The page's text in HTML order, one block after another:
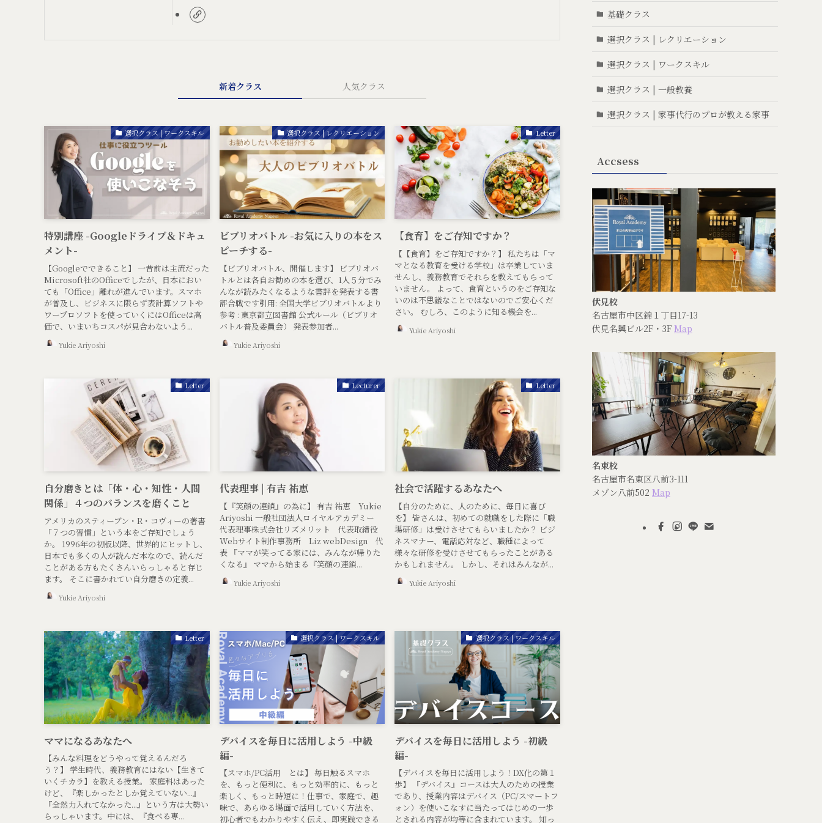
新着クラス 人気クラス
選択クラス | ワークスキル
特別講座 -Googleドライブ＆ドキュ
メント-
【Googleでできること】 一昔前は主流だった
Microsoft社のOfficeでしたが、日本におい
ても「Office」離れが進んでいます。スマホ
が普及し、ビジネスに限らず表計算ソフトや
ワープロソフトを使っていくにはOfficeは高
価で、いまいちコスパが見合わないよう...
Yukie Ariyoshi
選択クラス | レクリエーション
ビブリオバトル -お気に入りの本をス
ピーチする-
【ビブリオバトル、開催します】 ビブリオバ
トルとは各自お勧めの本を選び、1人５分でみ
んなが読みたくなるような書評を発表する書
評合戦です引用: 全国大学ビブリオバトルより
参考 : 東京都立図書館 公式ルール（ビブリオ
バトル普及委員会） 発表参加者...
Yukie Ariyoshi
Letter
【食育】をご存知ですか？
【【食育】をご存知ですか？】 私たちは「マ
マとなる教育を受ける学校」は卒業していま
せんし、義務教育でそれらを教えてもらって
いません。 よって、食育というのをご存知な
いのは不思議なことではないのでご安心くだ
さい。 むしろ、このように知る機会を...
Yukie Ariyoshi
Letter
自分磨きとは「体・心・知性・人間
関係」４つのバランスを磨くこと
アメリカのスティーブン・R・コヴィーの著書
「７つの習慣」という本をご存知でしょう
か。 1996年の初版以降、世界的にヒットし、
日本でも多くの人が読んだ本なので、読んだ
ことがある方もたくさんいらっしゃると存じ
ます。 そこに書かれてい自分磨きの定義...
Yukie Ariyoshi
Lecturer
代表理事 | 有吉 祐恵
【『笑顔の連鎖』の為に】 有吉 祐恵 Yukie
Ariyoshi 一般社団法人ロイヤルアカデミー
代表理事株式会社リズメリット 代表取締役
Webサイト制作事務所 Liz webDesign 代
表 『ママが笑ってる家には、みんなが帰りた
くなる』 ママから始まる『笑顔の連鎖...
Yukie Ariyoshi
Letter
社会で活躍するあなたへ
【自分のために、人のために、毎日に喜び
を】 皆さんは、初めての就職をした際に「職
場研修」は受けさせてもらいましたか？ ビジ
ネスマナー、電話応対など、職種によって
様々な研修を受けさせてもらったことがある
かもしれません。 しかし、それはみんなが...
Yukie Ariyoshi
Letter
ママになるあなたへ
【みんな料理をどうやって覚えるんだろ
う？】 学生時代、義務教育にはない【生きて
いくチカラ】を教える授業。 家庭科はあった
けど、『楽しかったとしか覚えていない...』
『全然力入れてなかった...』という方は大勢い
らっしゃいます。中には、『食べる専...
選択クラス | ワークスキル
デバイスを毎日に活用しよう -中級
編-
【スマホ/PC活用 とは】 毎日触るスマホ
を、もっと便利に、もっと効率的に、もっと
楽しく、もっと時短に！仕事で、家庭で、趣
味で、あらゆる場面で活用していく方法を、
初心者でもわかりやすく伝え、即実践できる
選択クラス | ワークスキル
デバイスを毎日に活用しよう -初級
編-
【デバイスを毎日に活用しよう！DX化の第１
歩】 『デバイス』コースは大人のための授業
であり、授業内容はデバイス（PC/スマートフ
ォン）を使いこなすに当たってはじめの一歩
とされる内容が均等に含まれています。 知っ
基礎クラス
選択クラス | レクリエーション
選択クラス | ワークスキル
選択クラス | 一般教養
選択クラス | 家事代行のプロが教える家事
Accsess
伏見校
名古屋市中区錦１丁目17-13
伏見名興ビル2F・3F Map
名東校
名古屋市名東区八前3-111
メゾン八前502 Map